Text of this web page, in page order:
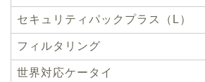
セキュリティパックプラス（L）
フィルタリング
世界対応ケータイ